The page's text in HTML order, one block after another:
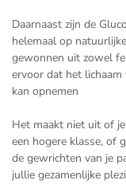
Daarnaast zijn de
helemaal op
gewonnen uit zowel
ervoor dat het
kan opnemen
Het maakt niet uit of
een hogere klasse, of
de gewrichten van je
jullie gezamenlijke